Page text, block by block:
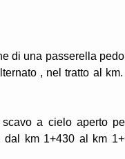
di una passerella
, nel tratto al
a cielo aperto
km 1+430 al km